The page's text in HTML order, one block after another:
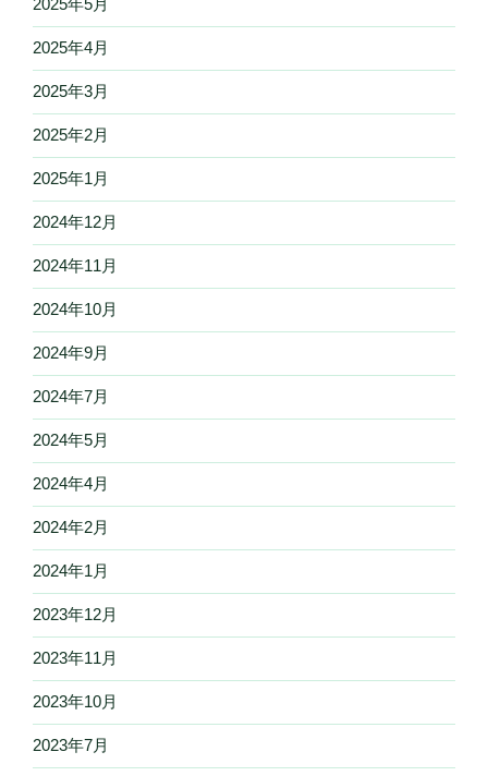
2025年5月
2025年4月
2025年3月
2025年2月
2025年1月
2024年12月
2024年11月
2024年10月
2024年9月
2024年7月
2024年5月
2024年4月
2024年2月
2024年1月
2023年12月
2023年11月
2023年10月
2023年7月